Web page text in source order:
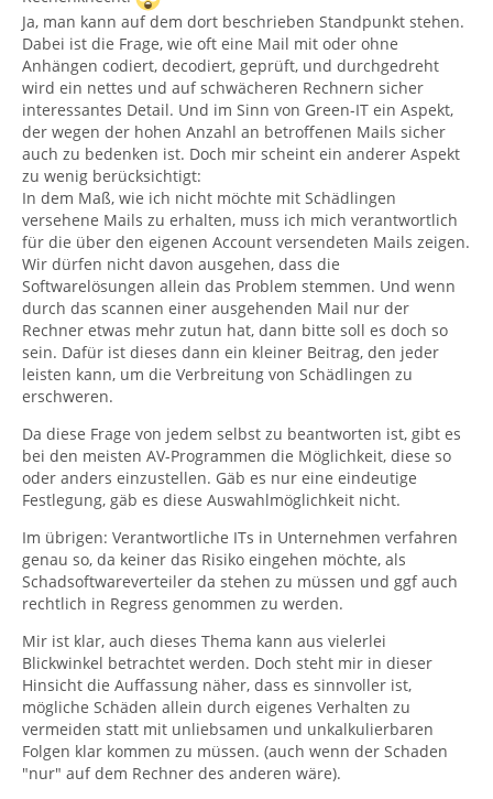
Ja, man kann auf dem dort beschrieben Standpunkt stehen.
Dabei ist die Frage, wie oft eine Mail mit oder ohne
Anhängen codiert, decodiert, geprüft, und durchgedreht
wird ein nettes und auf schwächeren Rechnern sicher
interessantes Detail. Und im Sinn von Green-IT ein Aspekt,
der wegen der hohen Anzahl an betroffenen Mails sicher
auch zu bedenken ist. Doch mir scheint ein anderer Aspekt
zu wenig berücksichtigt:
In dem Maß, wie ich nicht möchte mit Schädlingen
versehene Mails zu erhalten, muss ich mich verantwortlich
für die über den eigenen Account versendeten Mails zeigen.
Wir dürfen nicht davon ausgehen, dass die
Softwarelösungen allein das Problem stemmen. Und wenn
durch das scannen einer ausgehenden Mail nur der
Rechner etwas mehr zutun hat, dann bitte soll es doch so
sein. Dafür ist dieses dann ein kleiner Beitrag, den jeder
leisten kann, um die Verbreitung von Schädlingen zu
erschweren.
Da diese Frage von jedem selbst zu beantworten ist, gibt es
bei den meisten AV-Programmen die Möglichkeit, diese so
oder anders einzustellen. Gäb es nur eine eindeutige
Festlegung, gäb es diese Auswahlmöglichkeit nicht.
Im übrigen: Verantwortliche ITs in Unternehmen verfahren
genau so, da keiner das Risiko eingehen möchte, als
Schadsoftwareverteiler da stehen zu müssen und ggf auch
rechtlich in Regress genommen zu werden.
Mir ist klar, auch dieses Thema kann aus vielerlei
Blickwinkel betrachtet werden. Doch steht mir in dieser
Hinsicht die Auffassung näher, dass es sinnvoller ist,
mögliche Schäden allein durch eigenes Verhalten zu
vermeiden statt mit unliebsamen und unkalkulierbaren
Folgen klar kommen zu müssen. (auch wenn der Schaden
"nur" auf dem Rechner des anderen wäre).